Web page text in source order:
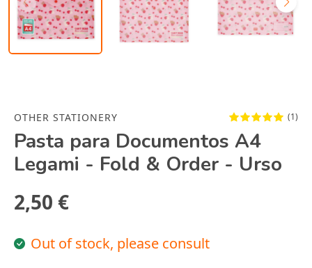
OTHER STATIONERY (1)
Pasta para Documentos A4
Legami - Fold & Order - Urso
2,50 €
Out of stock, please consult